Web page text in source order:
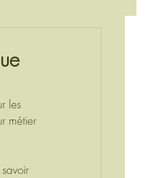
les
métier